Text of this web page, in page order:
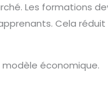
Les formations
Cela réduit
modèle économique.